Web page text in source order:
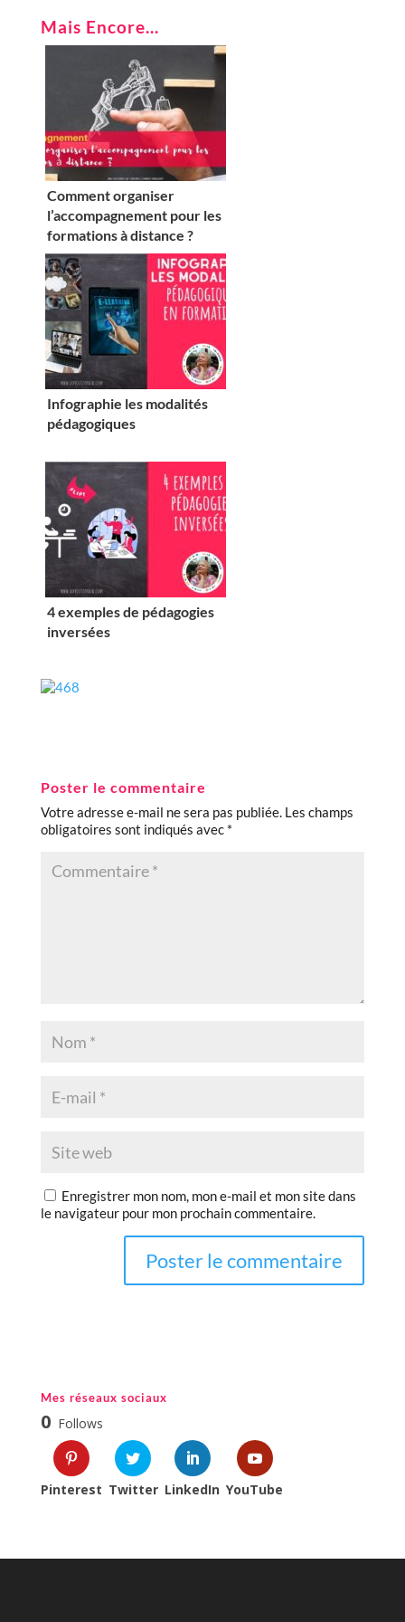
Mais Encore...
Comment organiser
l’accompagnement pour les
formations à distance ?
Infographie les modalités
pédagogiques
4 exemples de pédagogies
inversées
Poster le commentaire
Votre adresse e-mail ne sera pas publiée. Les champs
obligatoires sont indiqués avec *
Enregistrer mon nom, mon e-mail et mon site dans
le navigateur pour mon prochain commentaire.
Mes réseaux sociaux
0 Follows
Pinterest Twitter LinkedIn YouTube